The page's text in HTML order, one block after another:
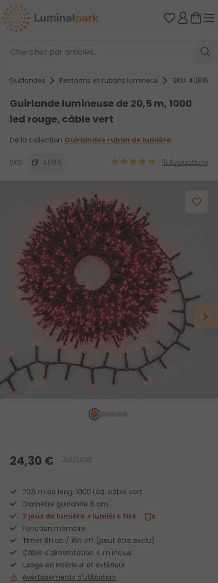
Passer au contenu principal Vous avez
Guirlandes Festoons et rubans lumineux SKU: 40816
Guirlande lumineuse de 20,5 m, 1000
led rouge, câble vert
De la collection Guirlandes ruban de lumière
SKU: 40816 10 Évaluations
24,30 € Tva inclue
20,5 m de long, 1000 Led, câble vert
Diamètre guirlande 6 cm
7 jeux de lumière + lumière fixe
Fonction mémoire
Timer 8h on / 16h off (peut être exclu)
Câble d'alimentation 4 m inclus
Usage en intérieur et extérieur
Avertissements d'utilisation